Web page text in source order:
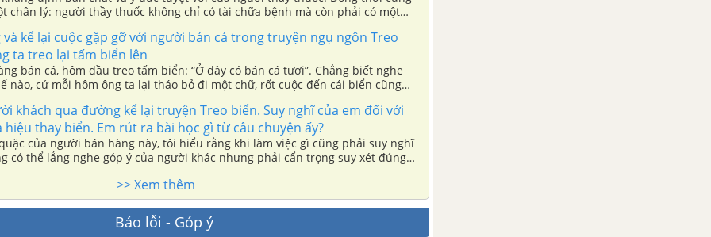
chân lý: người thầy thuốc không chỉ có tài chữa bệnh mà còn phải có một
kể lại cuộc gặp gỡ với người bán cá trong truyện ngụ ngôn Treo
ta treo lại tấm biển lên
bán cá, hôm đầu treo tấm biển: “Ở đây có bán cá tươi”. Chẳng biết nghe
nào, cứ mỗi hôm ông ta lại tháo bỏ đi một chữ, rốt cuộc đến cái biển cũng
khách qua đường kể lại truyện Treo biển. Suy nghĩ của em đối với
hiệu thay biển. Em rút ra bài học gì từ câu chuyện ấy?
của người bán hàng này, tôi hiểu rằng khi làm việc gì cũng phải suy nghĩ
có thể lắng nghe góp ý của người khác nhưng phải cẩn trọng suy xét đúng
>> Xem thêm
Báo lỗi - Góp ý